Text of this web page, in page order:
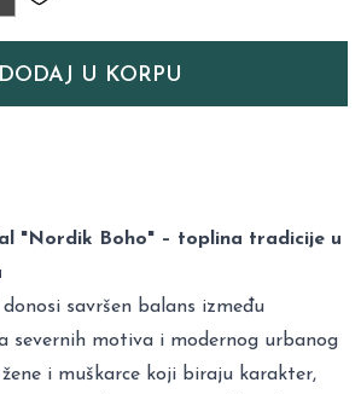
DODAJ U KORPU
"Nordik Boho" – toplina tradicije u
donosi savršen balans između
severnih motiva i modernog urbanog
i muškarce koji biraju karakter,